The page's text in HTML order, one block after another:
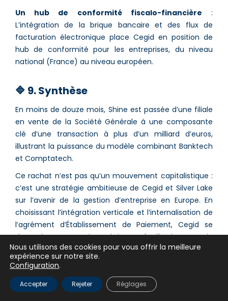
Un hub de conformité fiscalo-financière :
L’intégration de la brique bancaire et des flux de
facturation électronique place Cegid en position de
hub de conformité pour les entreprises, du niveau
national (France) au niveau européen.
🔷 9. Synthèse
En moins de douze mois, Shine est passée d’une filiale
en vente de la Société Générale à une composante
clé d’une transaction à plus d’un milliard d’euros,
illustrant la puissance du modèle combinant Banktech
et Comptatech.
Ce rachat n’est pas qu’un mouvement capitalistique :
c’est une stratégie ambitieuse de Cegid et Silver Lake
sur l’avenir de la gestion d’entreprise en Europe. En
choisissant l’intégration verticale et l’internalisation de
l’agrément d’Établissement de Paiement, Cegid se
donne les moyens de maîtriser sa feuille de route, de
sécuriser la conformité de bout en bout et de capter
la valeur sur l’ensemble du flux financier.
Pour les TPE/PME
: la promesse d’une
Nous utilisons des cookies pour vous offrir la meilleure
expérience sur notre site.
Configuration.
Accepter Rejeter Réglages